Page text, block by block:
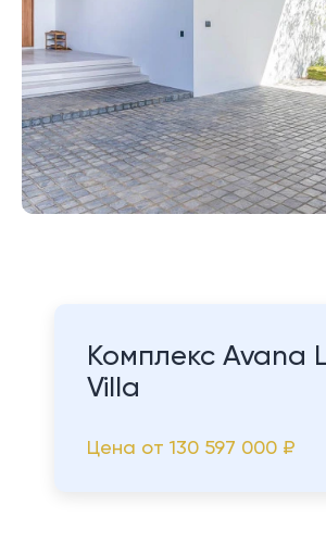
Комплекс Avana
Villa
Цена от 130 597 000 ₽